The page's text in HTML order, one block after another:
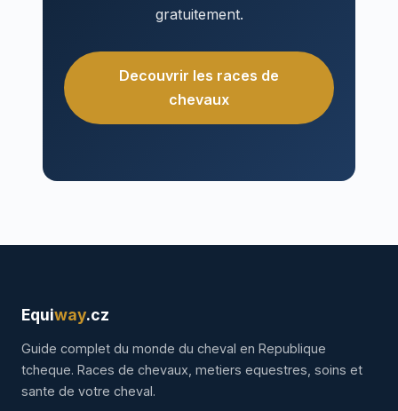
gratuitement.
Decouvrir les races de
chevaux
Equiway.cz
Guide complet du monde du cheval en Republique
tcheque. Races de chevaux, metiers equestres, soins et
sante de votre cheval.